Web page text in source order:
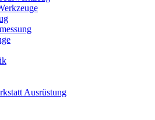
Ausrüstung